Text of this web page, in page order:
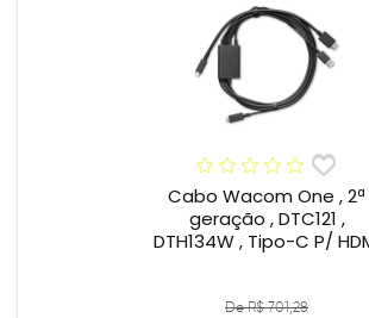
Cabo Wacom One , 2ª
geração , DTC121 ,
DTH134W , Tipo-C P/
De R$ 701,28